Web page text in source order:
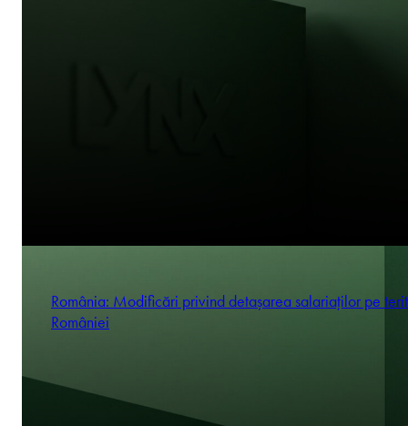
România: Modificări privind detașarea salariaților pe
României